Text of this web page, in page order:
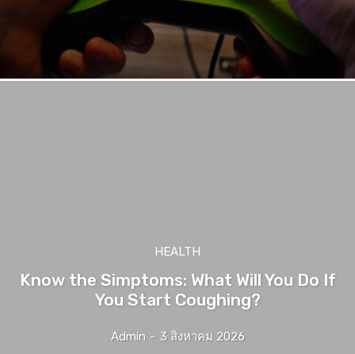
HEALTH
Know the Simptoms: What Will You Do If
You Start Coughing?
Admin - 3 สิงหาคม 2026